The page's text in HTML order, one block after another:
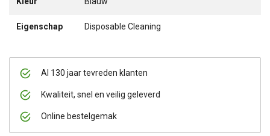
Al 130 jaar tevreden klanten
Kwaliteit, snel en veilig geleverd
Online bestelgemak
Eigenschap Disposable Cleaning